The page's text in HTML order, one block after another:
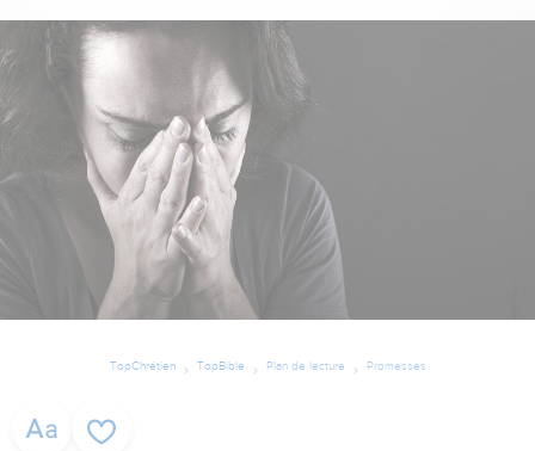
TopChrétien TopBible Plan de lecture Promesses